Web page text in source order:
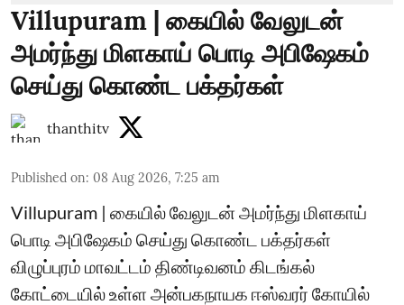
Villupuram | கையில் வேலுடன்
அமர்ந்து மிளகாய் பொடி அபிஷேகம்
செய்து கொண்ட பக்தர்கள்
thanthitv
Published on: 08 Aug 2026, 7:25 am
Villupuram | கையில் வேலுடன் அமர்ந்து மிளகாய்
பொடி அபிஷேகம் செய்து கொண்ட பக்தர்கள்
விழுப்புரம் மாவட்டம் திண்டிவனம் கிடங்கல்
கோட்டையில் உள்ள அன்பகநாயக ஈஸ்வரர் கோயில்